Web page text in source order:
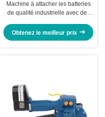
Machine à attacher les batteries
de qualité industrielle avec des
un fonctionnement facile pour le
ruban PET en PP de 13 à 19 mm
Obtenez le meilleur prix